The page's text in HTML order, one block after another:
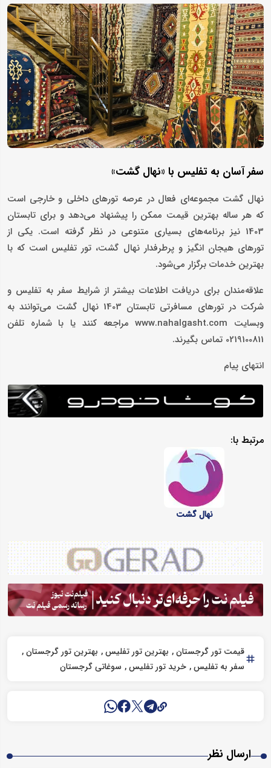
سفر آسان به تفلیس با «نهال گشت»
نهال گشت مجموعه‌ای فعال در عرصه تورهای داخلی و خارجی است
که هر ساله بهترین قیمت ممکن را پیشنهاد می‌دهد و برای تابستان
1403 نیز برنامه‌های بسیاری متنوعی در نظر گرفته است. یکی از
تورهای هیجان انگیز و پرطرفدار نهال گشت، تور تفلیس است که با
بهترین خدمات برگزار می‌شود.
علاقه­‌مندان برای دریافت اطلاعات بیشتر از شرایط سفر به تفلیس و
شرکت در تورهای مسافرتی تابستان 1403 نهال گشت می‌توانند به
وبسایت www.nahalgasht.com مراجعه کنند یا با شماره تلفن
0219100811 تماس بگیرند.
انتهای پیام
مرتبط با:
نهال گشت
قیمت تور گرجستان بهترین تور تفلیس بهترین تور گرجستان
سفر به تفلیس خرید تور تفلیس سوغاتی گرجستان
ارسال نظر